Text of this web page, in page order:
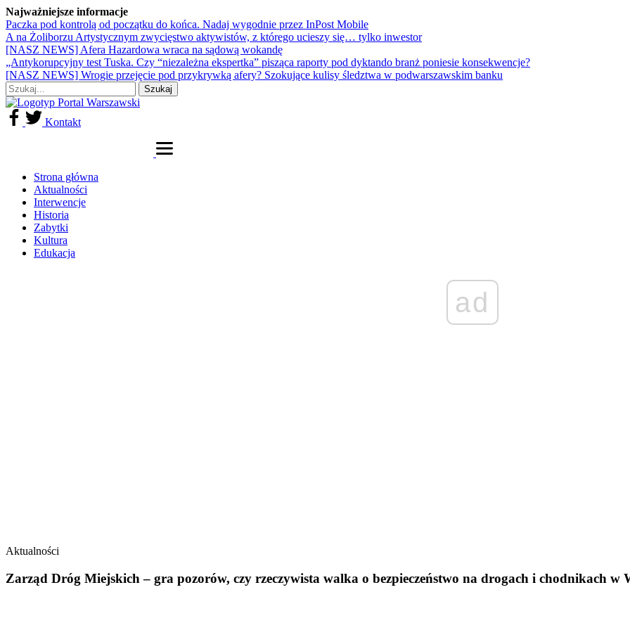
Najważniejsze informacje
Paczka pod kontrolą od początku do końca. Nadaj wygodnie przez InPost Mobile
A na Żoliborzu Artystycznym zwycięstwo aktywistów, z którego ucieszy się… tylko inwestor
[NASZ NEWS] Afera Hazardowa wraca na sądową wokandę
„Antykorupcyjny test Tuska. Czy “niezależna ekspertka” pisząca raporty pod dyktando branż poniesie konsekwencje?
[NASZ NEWS] Wrogie przejęcie pod przykrywką afery? Szokujące kulisy śledztwa w podwarszawskim banku
Kontakt
Strona główna
Aktualności
Interwencje
Historia
Zabytki
Kultura
Edukacja
ad
Aktualności
Zarząd Dróg Miejskich – gra pozorów, czy rzeczywista walka o bezpieczeństwo na drogach i chodnikach w